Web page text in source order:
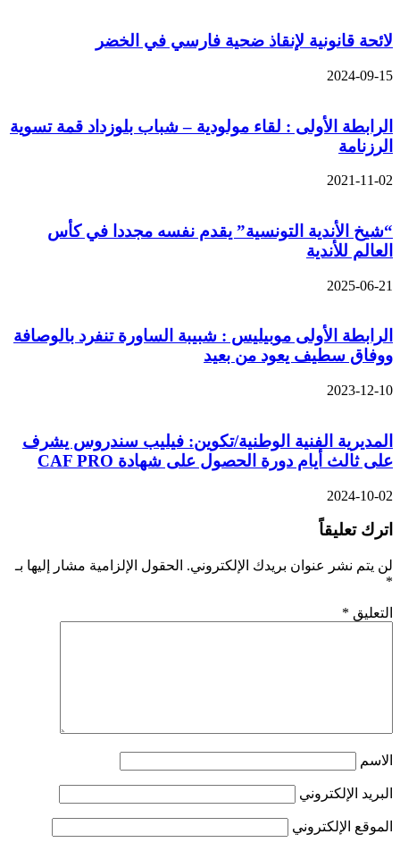
لائحة قانونية لإنقاذ ضحية فارسي في الخضر
2024-09-15
الرابطة الأولى : لقاء مولودية – شباب بلوزداد قمة تسوية
الرزنامة
2021-11-02
“شيخ الأندية التونسية” يقدم نفسه مجددا في كأس
العالم للأندية
2025-06-21
الرابطة الأولى موبيليس : شبيبة الساورة تنفرد بالوصافة
ووفاق سطيف يعود من بعيد
2023-12-10
المديرية الفنية الوطنية/تكوين: فيليب سندروس يشرف
على ثالث أيام دورة الحصول على شهادة CAF PRO
2024-10-02
اترك تعليقاً
لن يتم نشر عنوان بريدك الإلكتروني. الحقول الإلزامية مشار إليها بـ
*
التعليق *
الاسم
البريد الإلكتروني
الموقع الإلكتروني